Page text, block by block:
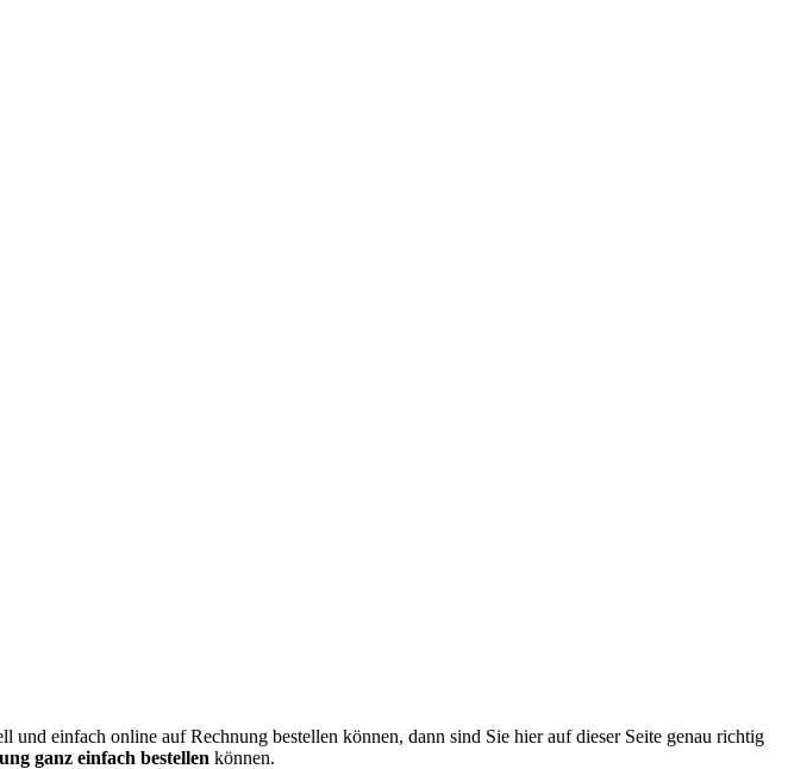
und einfach online auf Rechnung bestellen können, dann sind Sie hier auf dieser Seite genau richtig
ganz einfach bestellen können.